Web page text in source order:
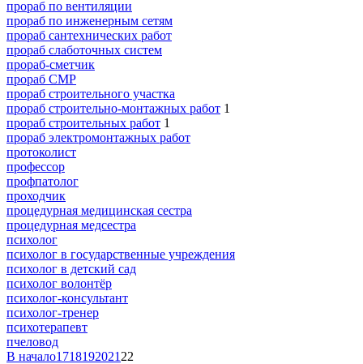
прораб по вентиляции
прораб по инженерным сетям
прораб сантехнических работ
прораб слаботочных систем
прораб-сметчик
прораб СМР
прораб строительного участка
прораб строительно-монтажных работ 1
прораб строительных работ 1
прораб электромонтажных работ
протоколист
профессор
профпатолог
проходчик
процедурная медицинская сестра
процедурная медсестра
психолог
психолог в государственные учреждения
психолог в детский сад
психолог волонтёр
психолог-консультант
психолог-тренер
психотерапевт
пчеловод
В начало1718192021 22